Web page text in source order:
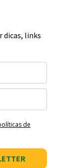
dicas, links
de